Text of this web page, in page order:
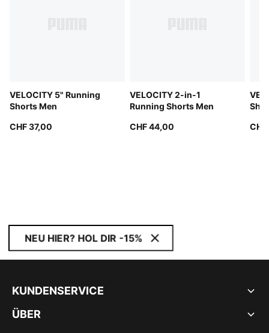
VELOCITY 5" Running
Shorts Men
CHF 37,00
VELOCITY 2-in-1
Running Shorts Men
CHF 44,00
NEU HIER? HOL DIR -15%
KUNDENSERVICE
ÜBER